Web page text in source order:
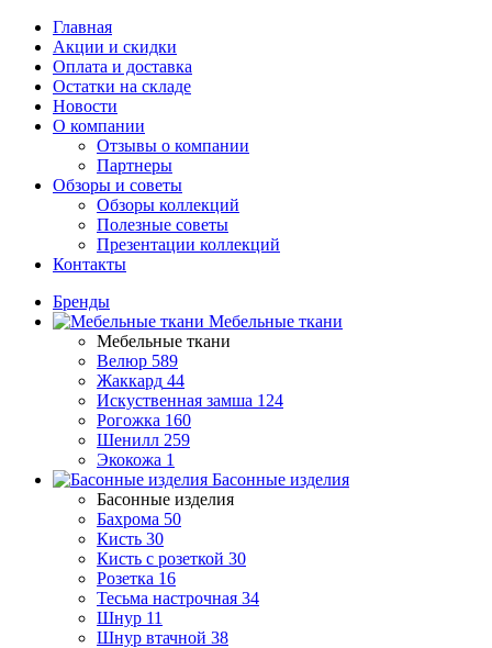
Главная
Акции и скидки
Оплата и доставка
Остатки на складе
Новости
О компании
Отзывы о компании
Партнеры
Обзоры и советы
Обзоры коллекций
Полезные советы
Презентации коллекций
Контакты
Бренды
Мебельные ткани
Мебельные ткани
Велюр 589
Жаккард 44
Искуственная замша 124
Рогожка 160
Шенилл 259
Экокожа 1
Басонные изделия
Басонные изделия
Бахрома 50
Кисть 30
Кисть с розеткой 30
Розетка 16
Тесьма настрочная 34
Шнур 11
Шнур втачной 38